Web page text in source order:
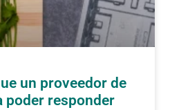
un proveedor de
poder responder